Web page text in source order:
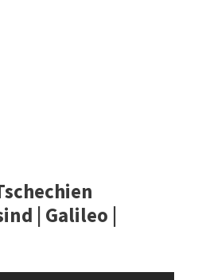
| Galileo |